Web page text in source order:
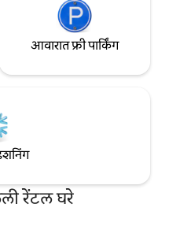
आवारात फ्री पार्किंग
रेंटल घरे